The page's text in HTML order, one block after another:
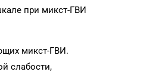
при микст-ГВИ
микст-ГВИ.
слабости,